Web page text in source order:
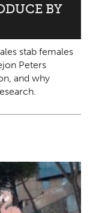
BY
stab females
Peters
and why